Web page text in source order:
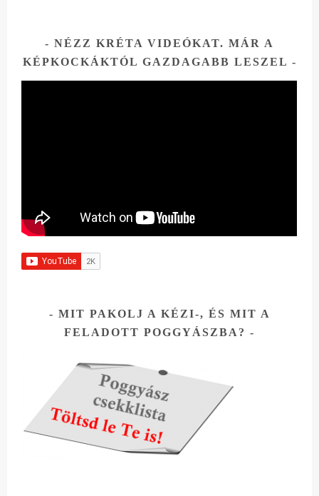
NÉZZ KRÉTA VIDEÓKAT. MÁR A
KÉPKOCKÁKTÓL GAZDAGABB LESZEL
MIT PAKOLJ A KÉZI-, ÉS MIT A
FELADOTT POGGYÁSZBA?